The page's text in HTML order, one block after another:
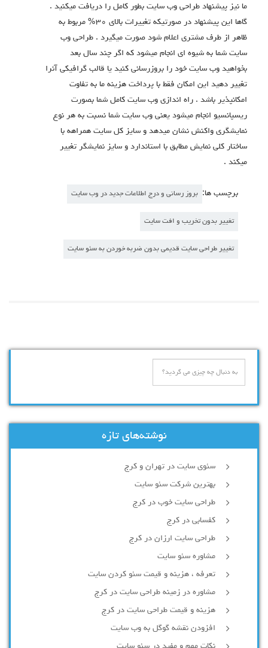
ما نیز پیشنهاد طراحی وب سایت بطور کامل را دریافت میکنید .
گاها این پیشنهاد در صورتیکه تغییرات بالای ۳۰% مربوط به
ظاهر از طرف مشتری اعلام شود صورت میگیرد . طراحی وب
سایت شما به شیوه ای انجام میشود که اگر چند سال بعد
بخواهید وب سایت خود را بروزرسانی کنید یا قالب گرافیکی آنرا
تغییر دهید این امکان فقط با پرداخت هزینه ما به تفاوت
امکانپذیر باشد . راه اندازی وب سایت کامل شما بصورت
ریسپانسیو انجام میشود یعنی وب سایت شما نسبت به هر نوع
نمایشگری واکنش نشان میدهد و سایز کل سایت همراهه با
ساختار کلی نمایش مطابق با استاندارد و سایز نمایشگر تغییر
میکند .
برچسب ها: بروز رسانی و درج اطلاعات جدید در وب سایت
تغییر بدون تخریب و افت سایت
تغییر طراحی سایت قدیمی بدون ضربه خوردن به سئو سایت
نوشته‌های تازه
سئوی سایت در تهران و کرج
بهترین شرکت سئو سایت
طراحی سایت خوب در کرج
کفسابی در کرج
طراحی سایت ارزان در کرج
مشاوره سئو سایت
تعرفه ، هزینه و قیمت سئو کردن سایت
مشاوره در زمینه طراحی سایت در کرج
هزینه و قیمت طراحی سایت در کرج
افزودن نقشه گوگل به وب سایت
نکات مهم و مفید در سئو سایت